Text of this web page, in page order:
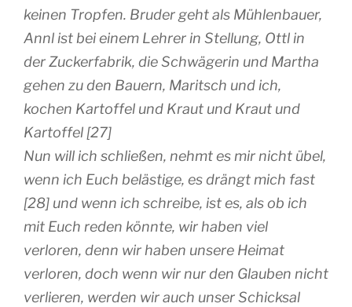
keinen Tropfen. Bruder geht als Mühlenbauer,
Annl ist bei einem Lehrer in Stellung, Ottl in
der Zuckerfabrik, die Schwägerin und Martha
gehen zu den Bauern, Maritsch und ich,
kochen Kartoffel und Kraut und Kraut und
Kartoffel [27]
Nun will ich schließen, nehmt es mir nicht übel,
wenn ich Euch belästige, es drängt mich fast
[28] und wenn ich schreibe, ist es, als ob ich
mit Euch reden könnte, wir haben viel
verloren, denn wir haben unsere Heimat
verloren, doch wenn wir nur den Glauben nicht
verlieren, werden wir auch unser Schicksal